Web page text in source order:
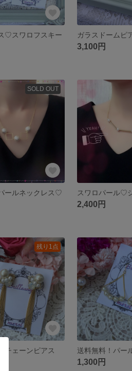
♡スワロフスキー ガラスドームピ
3,100円
SOLD OUT
ールネックレス♡
2,400円
残り1点
チェーンピアス 送料無料！パー
1,300円